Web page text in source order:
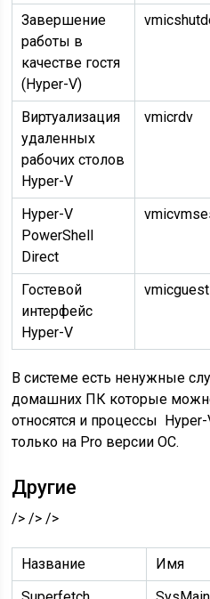
Завершение
работы в
качестве гостя
(Hyper-V)
Виртуализация
удаленных
рабочих столов
Hyper-V
vmicrdv
Hyper-V
PowerShell
Direct
Гостевой
интерфейс
Hyper-V
В системе есть ненужные
домашних ПК которые
относятся и процессы
только на Pro версии ОС.
Другие
/> /> />
Название Имя